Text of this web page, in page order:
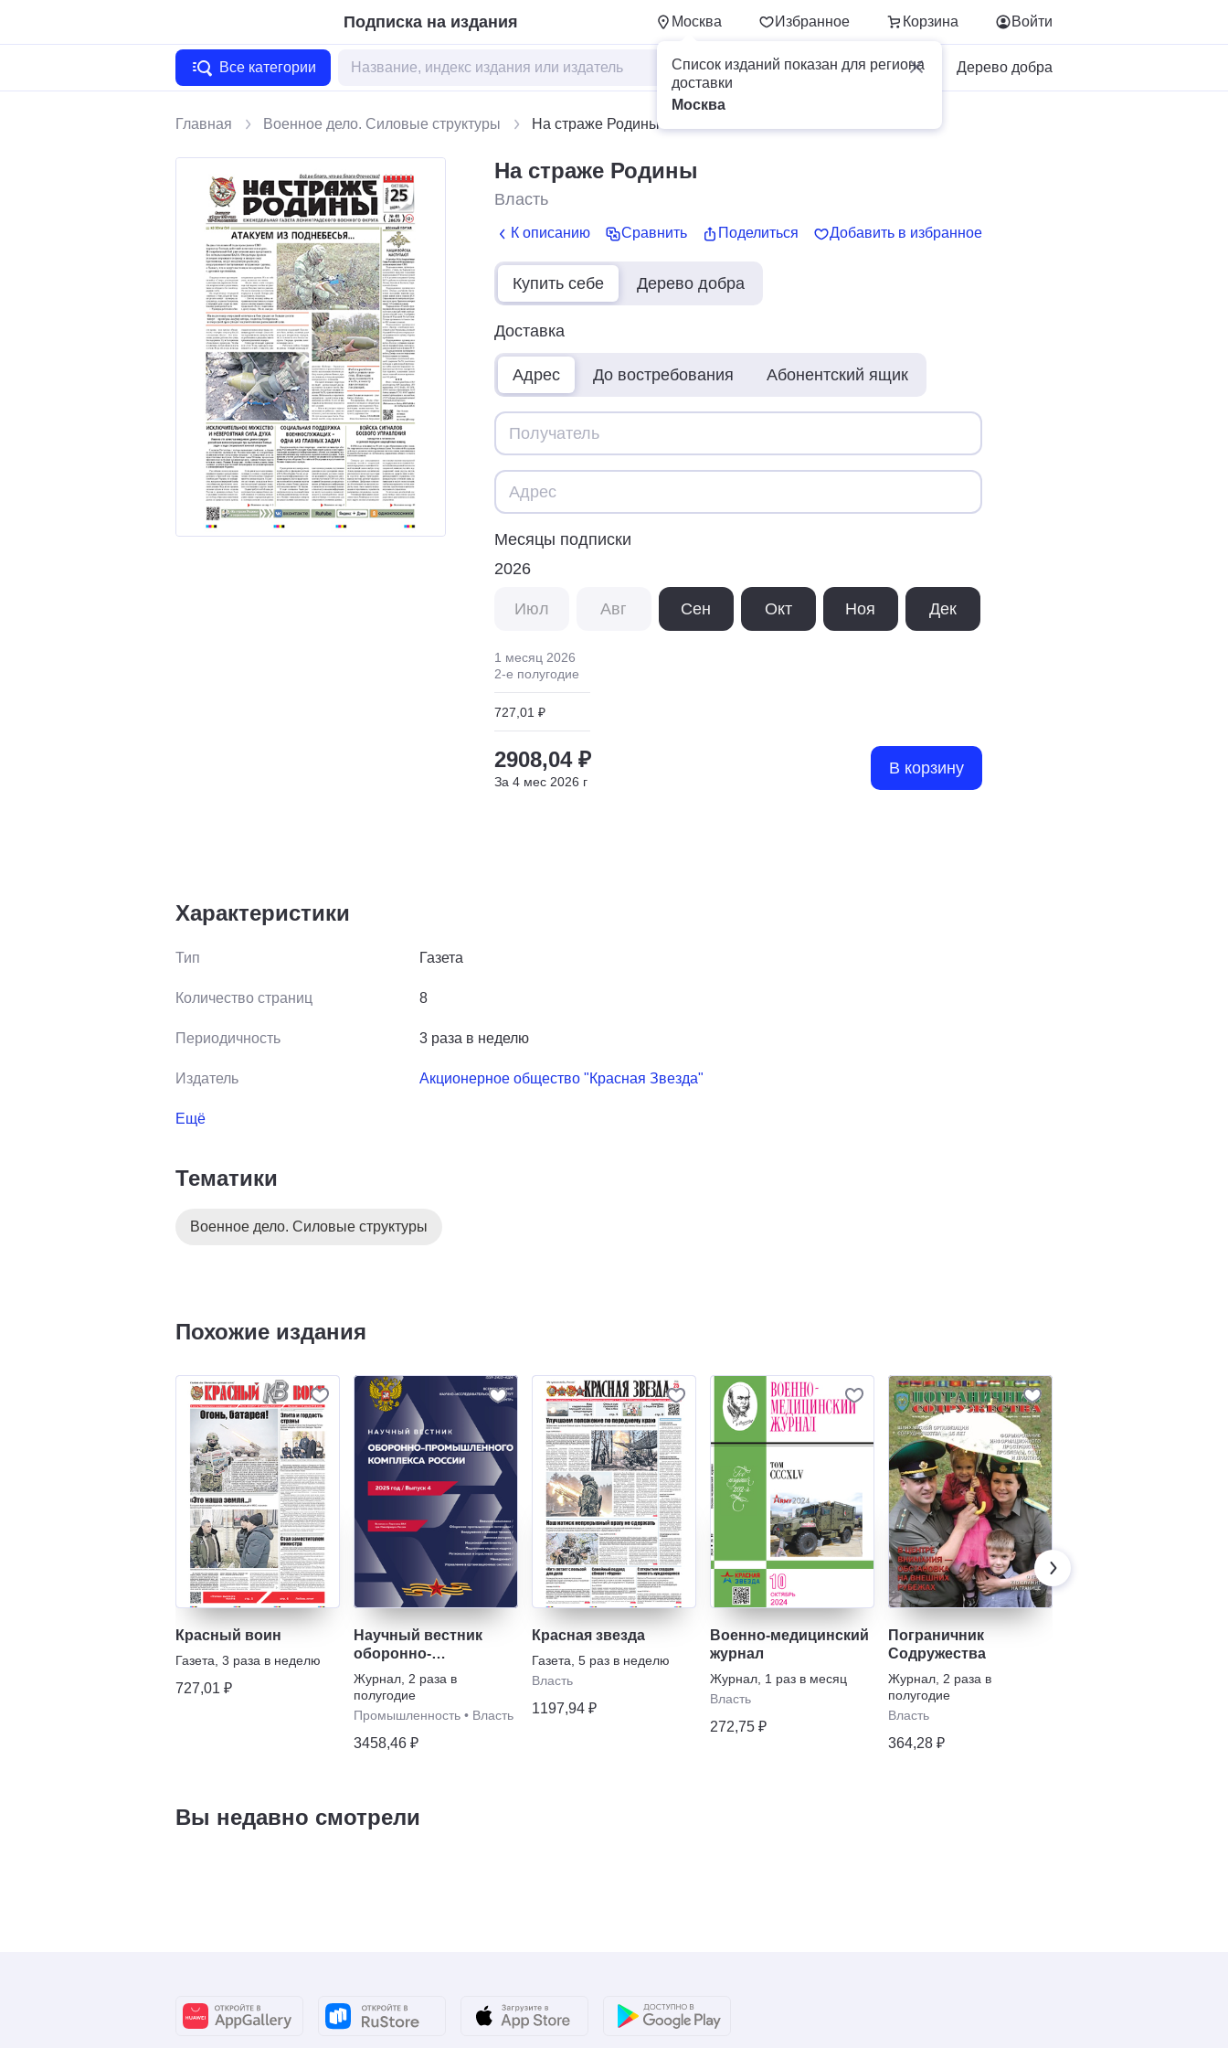
Подписка на издания Москва Избранное Корзина
Список изданий показан для региона
доставки
Москва
Войти
Все категории Для бизнеса Дерево добра
Главная Военное дело. Силовые структуры На страже Родины
На страже Родины
Власть
К описанию Сравнить Поделиться Добавить в избранное
Купить себе Дерево добра
Доставка
Адрес До востребования Абонентский ящик
Месяцы подписки
2026
Июл Авг Сен Окт Ноя Дек
1 месяц 2026
2-е полугодие
727,01 ₽
2908,04 ₽
За 4 мес 2026 г
В корзину
Характеристики
Тип Газета
Количество страниц 8
Периодичность 3 раза в неделю
Издатель Акционерное общество "Красная Звезда"
Ещё
Тематики
Военное дело. Силовые структуры
Похожие издания
Красный воин
Газета 3 раза в неделю
727,01 ₽
Научный вестник
оборонно-
промышленного
комплекса России
Журнал 2 раза в
полугодие
Промышленность • Власть
3458,46 ₽
Красная звезда
Газета 5 раз в неделю
Власть
1197,94 ₽
Военно-медицинский
журнал
Журнал 1 раз в месяц
Власть
272,75 ₽
Пограничник
Содружества
Журнал 2 раза в
полугодие
Власть
364,28 ₽
Вы недавно смотрели